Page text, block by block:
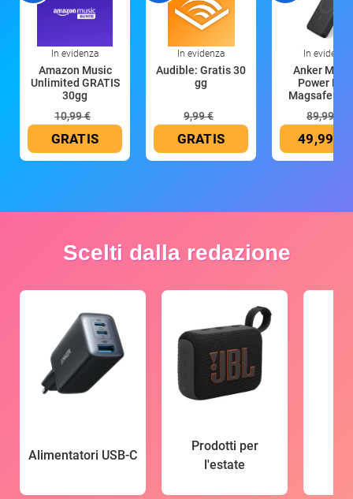
In evidenza
Amazon Music
Unlimited GRATIS
30gg
10,99 €
GRATIS
In evidenza
Audible: Gratis 30
gg
9,99 €
GRATIS
In evidenza
Anker
Power
Magsafe
89,99 €
49,99 €
Scelti dalla redazione
Alimentatori USB-C
Prodotti per
l'estate